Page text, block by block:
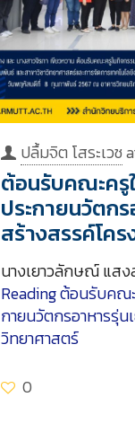
ปลื้มจิต โสระเวช
ต้อนรับคณะครู
ประกายนวัตกร
สร้างสรรค์โค
นางเยาวลักษณ์ แสง
Readingต้อนรับคณะ
กายนวัตกรอาหารรุ่น
วิทยาศาสตร์
0